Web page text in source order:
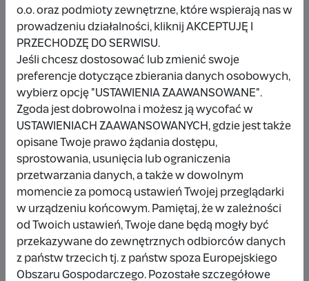
Udostępnij Zgłoś
Wpłacający/a
Wpłata anonimowa
100 zł 3 miesiące temu
Wpłata anonimowa
80 zł rok temu
o.o. oraz podmioty zewnętrzne, które wspierają nas w
prowadzeniu działalności, kliknij AKCEPTUJĘ I
PRZECHODZĘ DO SERWISU.
Jeśli chcesz dostosować lub zmienić swoje
preferencje dotyczące zbierania danych osobowych,
wybierz opcję "USTAWIENIA ZAAWANSOWANE".
Zgoda jest dobrowolna i możesz ją wycofać w
USTAWIENIACH ZAAWANSOWANYCH, gdzie jest także
opisane Twoje prawo żądania dostępu,
sprostowania, usunięcia lub ograniczenia
przetwarzania danych, a także w dowolnym
momencie za pomocą ustawień Twojej przeglądarki
w urządzeniu końcowym. Pamiętaj, że w zależności
od Twoich ustawień, Twoje dane będą mogły być
przekazywane do zewnętrznych odbiorców danych
z państw trzecich tj. z państw spoza Europejskiego
Obszaru Gospodarczego. Pozostałe szczegółowe